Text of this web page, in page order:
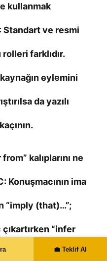
kullanmak
Standart ve resmi
farklıdır.
kaynağın eylemini
da yazılı
kalıplarını ne
Konuşmacının ima
“imply (that)…”;
“infer
💼 Teklif Al